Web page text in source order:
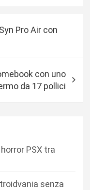
Pro Air con
con uno
da 17 pollici
PSX tra
senza